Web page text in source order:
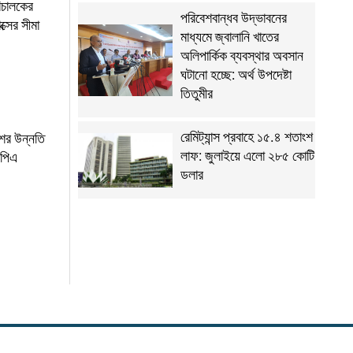
সীমা
উন্নতি
পরিবেশবান্ধব উদ্ভাবনের
মাধ্যমে জ্বালানি খাতের
অলিপার্কিক ব্যবস্থার অবসান
ঘটানো হচ্ছে: অর্থ উপদেষ্টা
তিতুমীর
রেমিট্যান্স প্রবাহে ১৫.৪ শতাংশ
লাফ: জুলাইয়ে এলো ২৮৫ কোটি
ডলার